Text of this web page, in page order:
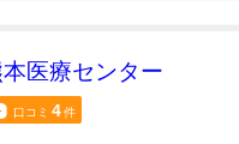
本医療センター
口コミ 4件